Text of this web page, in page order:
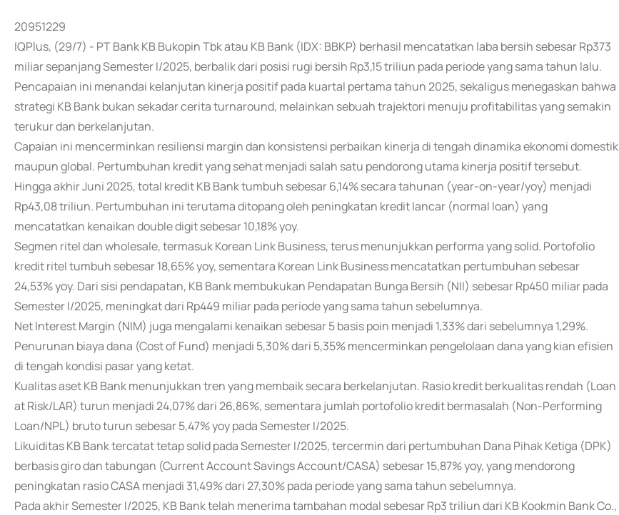
20951229
IQPlus, (29/7) - PT Bank KB Bukopin Tbk atau KB Bank (IDX: BBKP) berhasil mencatatkan laba bersih sebesar Rp373
miliar sepanjang Semester I/2025, berbalik dari posisi rugi bersih Rp3,15 triliun pada periode yang sama tahun lalu.
Pencapaian ini menandai kelanjutan kinerja positif pada kuartal pertama tahun 2025, sekaligus menegaskan bahwa
strategi KB Bank bukan sekadar cerita turnaround, melainkan sebuah trajektori menuju profitabilitas yang semakin
terukur dan berkelanjutan.
Capaian ini mencerminkan resiliensi margin dan konsistensi perbaikan kinerja di tengah dinamika ekonomi domestik
maupun global. Pertumbuhan kredit yang sehat menjadi salah satu pendorong utama kinerja positif tersebut.
Hingga akhir Juni 2025, total kredit KB Bank tumbuh sebesar 6,14% secara tahunan (year-on-year/yoy) menjadi
Rp43,08 triliun. Pertumbuhan ini terutama ditopang oleh peningkatan kredit lancar (normal loan) yang
mencatatkan kenaikan double digit sebesar 10,18% yoy.
Segmen ritel dan wholesale, termasuk Korean Link Business, terus menunjukkan performa yang solid. Portofolio
kredit ritel tumbuh sebesar 18,65% yoy, sementara Korean Link Business mencatatkan pertumbuhan sebesar
24,53% yoy. Dari sisi pendapatan, KB Bank membukukan Pendapatan Bunga Bersih (NII) sebesar Rp450 miliar pada
Semester I/2025, meningkat dari Rp449 miliar pada periode yang sama tahun sebelumnya.
Net Interest Margin (NIM) juga mengalami kenaikan sebesar 5 basis poin menjadi 1,33% dari sebelumnya 1,29%.
Penurunan biaya dana (Cost of Fund) menjadi 5,30% dari 5,35% mencerminkan pengelolaan dana yang kian efisien
di tengah kondisi pasar yang ketat.
Kualitas aset KB Bank menunjukkan tren yang membaik secara berkelanjutan. Rasio kredit berkualitas rendah (Loan
at Risk/LAR) turun menjadi 24,07% dari 26,86%, sementara jumlah portofolio kredit bermasalah (Non-Performing
Loan/NPL) bruto turun sebesar 5,47% yoy pada Semester I/2025.
Likuiditas KB Bank tercatat tetap solid pada Semester I/2025, tercermin dari pertumbuhan Dana Pihak Ketiga (DPK)
berbasis giro dan tabungan (Current Account Savings Account/CASA) sebesar 15,87% yoy, yang mendorong
peningkatan rasio CASA menjadi 31,49% dari 27,30% pada periode yang sama tahun sebelumnya.
Pada akhir Semester I/2025, KB Bank telah menerima tambahan modal sebesar Rp3 triliun dari KB Kookmin Bank Co.,